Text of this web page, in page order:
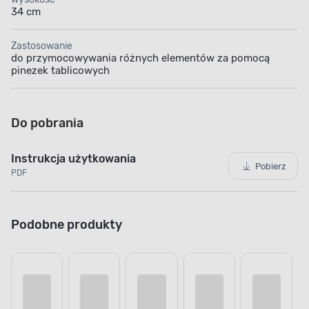
34 cm
Zastosowanie
do przymocowywania różnych elementów za pomocą
pinezek tablicowych
Do pobrania
Instrukcja użytkowania
PDF
Pobierz
Podobne produkty